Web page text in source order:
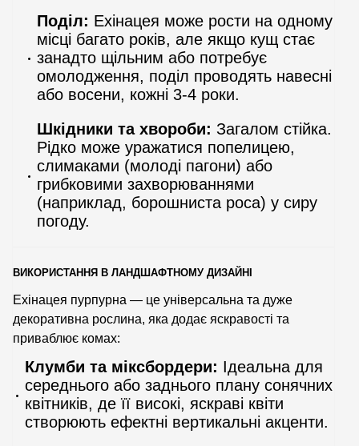
Поділ: Ехінацея може рости на одному
місці багато років, але якщо кущ стає
занадто щільним або потребує
омолодження, поділ проводять навесні
або восени, кожні 3-4 роки.
Шкідники та хвороби: Загалом стійка.
Рідко може уражатися попелицею,
слимаками (молоді пагони) або
грибковими захворюваннями
(наприклад, борошниста роса) у сиру
погоду.
ВИКОРИСТАННЯ В ЛАНДШАФТНОМУ ДИЗАЙНІ
Ехінацея пурпурна — це універсальна та дуже
декоративна рослина, яка додає яскравості та
приваблює комах:
Клумби та міксбордери: Ідеальна для
середнього або заднього плану сонячних
квітників, де її високі, яскраві квіти
створюють ефектні вертикальні акценти.